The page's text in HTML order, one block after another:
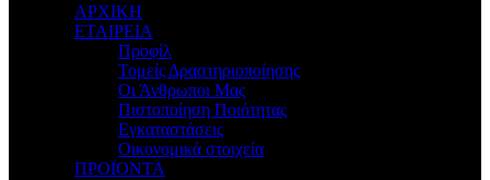
ΑΡΧΙΚΗ
ΕΤΑΙΡΕΙΑ
Προφίλ
Τομείς Δραστηριοποίησης
Οι Άνθρωποι Μας
Πιστοποίηση Ποιότητας
Εγκαταστάσεις
Οικονομικά στοιχεία
ΠΡΟΪΟΝΤΑ